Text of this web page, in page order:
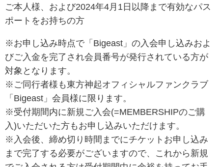
ご本人様、および2024年4月1日以降まで有効なパス
ポートをお持ちの方
※お申し込み時点で「Bigeast」の入会申し込みおよ
びご入金を完了され会員番号が発行されている方が
対象となります。
※ご同行者様も東方神起オフィシャルファンクラブ
「Bigeast」会員様に限ります。
※受付期間内に新規ご入会(=MEMBERSHIPのご購
入)いただいた方もお申し込みいただけます。
※入会後、締め切り時間までにチケットお申し込み
まで完了する必要がございますので、これから新規